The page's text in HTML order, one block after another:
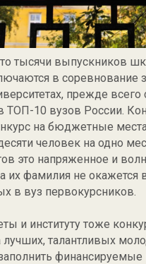
тысячи выпускников
в соревнование
прежде всего
ТОП-10 вузов России.
на бюджетные
человек на одно
это напряженное и
их фамилия не окажется
в вуз первокурсников.
и институту тоже
лучших, талантливых